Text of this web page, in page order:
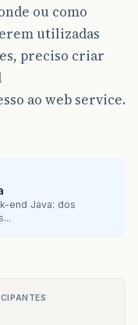
ou como
utilizadas
preciso criar
ao web service.
end Java: dos